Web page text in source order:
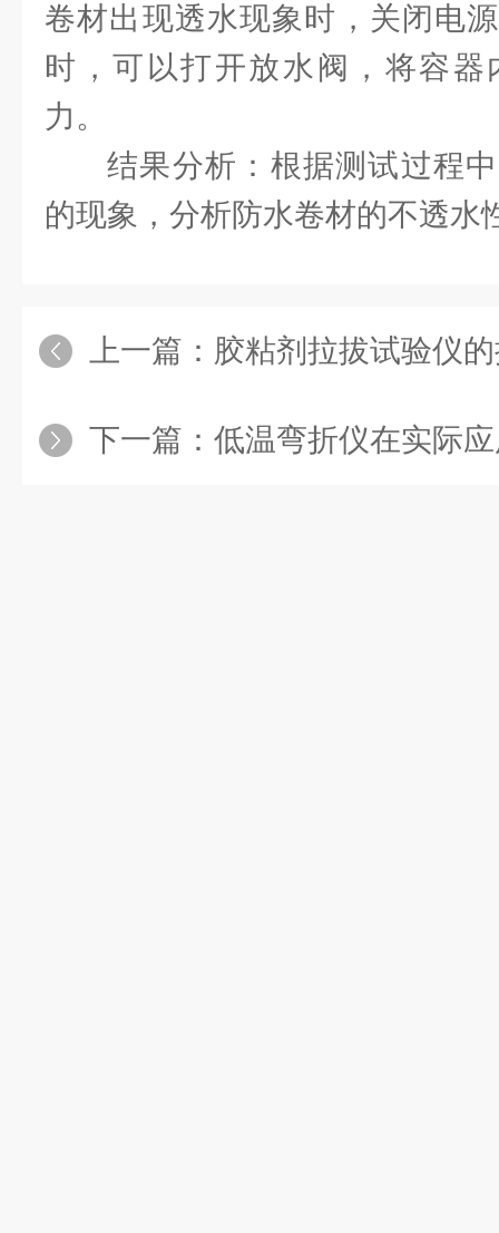
卷材出现透水现象时，关闭电
时，可以打开放水阀，将容
力。
结果分析：根据测试过程
的现象，分析防水卷材的不透水
上一篇： 胶粘剂拉拔试验仪
下一篇： 低温弯折仪在实际应用